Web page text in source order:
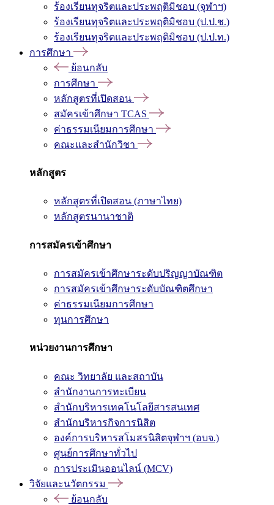
ร้องเรียนทุจริตและประพฤติมิชอบ (จุฬาฯ)
ร้องเรียนทุจริตและประพฤติมิชอบ (ป.ป.ช.)
ร้องเรียนทุจริตและประพฤติมิชอบ (ป.ป.ท.)
การศึกษา
ย้อนกลับ
การศึกษา
หลักสูตรที่เปิดสอน
สมัครเข้าศึกษา TCAS
ค่าธรรมเนียมการศึกษา
คณะและสำนักวิชา
หลักสูตร
หลักสูตรที่เปิดสอน (ภาษาไทย)
หลักสูตรนานาชาติ
การสมัครเข้าศึกษา
การสมัครเข้าศึกษาระดับปริญญาบัณฑิต
การสมัครเข้าศึกษาระดับบัณฑิตศึกษา
ค่าธรรมเนียมการศึกษา
ทุนการศึกษา
หน่วยงานการศึกษา
คณะ วิทยาลัย และสถาบัน
สำนักงานการทะเบียน
สำนักบริหารเทคโนโลยีสารสนเทศ
สำนักบริหารกิจการนิสิต
องค์การบริหารสโมสรนิสิตจุฬาฯ (อบจ.)
ศูนย์การศึกษาทั่วไป
การประเมินออนไลน์ (MCV)
วิจัยและนวัตกรรม
ย้อนกลับ